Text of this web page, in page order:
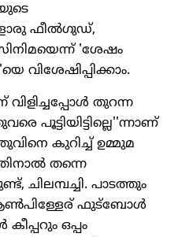
ഫീല്‍ഗുഡ്,
'ശേഷം
വിശേഷിപ്പിക്കാം.
വിളിച്ചപ്പോള്‍ തുറന്ന
പൂട്ടിയിട്ടില്ലെ''ന്നാണ്
കുറിച്ച് ഉമ്മുമ
തന്നെ
പാടത്തും
ഫുട്‌ബോള്‍
ഒപ്പം